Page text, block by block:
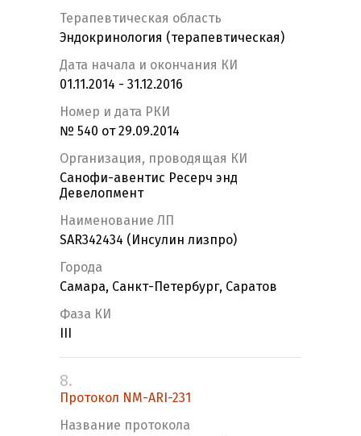
Терапевтическая область
Эндокринология (терапевтическая)
Дата начала и окончания КИ
01.11.2014 - 31.12.2016
Номер и дата РКИ
№ 540 от 29.09.2014
Организация, проводящая КИ
Санофи-авентис Ресерч энд
Девелопмент
Наименование ЛП
SAR342434 (Инсулин лизпро)
Города
Самара, Санкт-Петербург, Саратов
Фаза КИ
8.
Протокол NM-ARI-231
Название протокола